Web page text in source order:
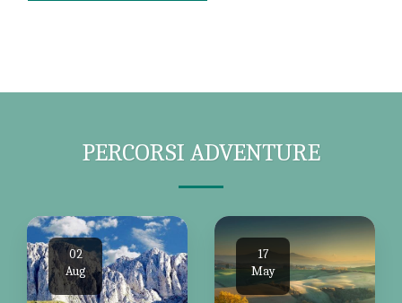
PERCORSI ADVENTURE
02
Aug
17
May